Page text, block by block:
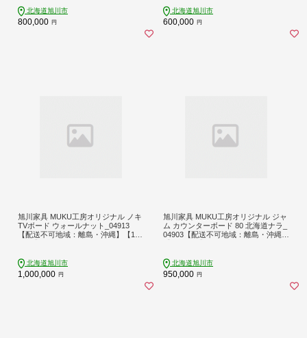
北海道旭川市
800,000 円
北海道旭川市
600,000 円
旭川家具 MUKU工房オリジナル ノキ
TVボード ウォールナット_04913
【配送不可地域：離島・沖縄】【162
北海道旭川市
1,000,000 円
旭川家具 MUKU工房オリジナル ジャ
ム カウンターボード 80 北海道ナラ_
04903【配送不可地域：離島・沖縄】
北海道旭川市
950,000 円